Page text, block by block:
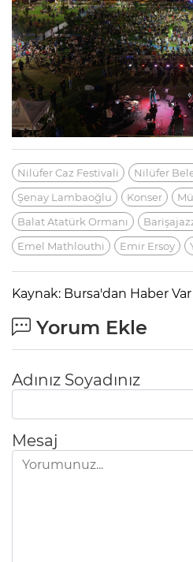
Nilüfer Caz Festivali Nilüfer
Şenay Lambaoğlu
Konser
Balat Atatürk Ormanı
Emel Mathlouthi
Emir Ersoy
Kaynak: Bursa'dan Haber Var
Yorum Ekle
Adınız Soyadınız
Mesaj